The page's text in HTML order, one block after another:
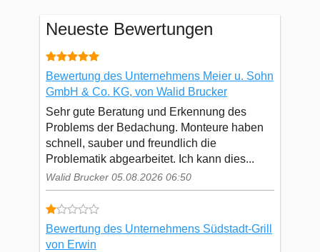
Neueste Bewertungen
Bewertung des Unternehmens Meier u. Sohn
GmbH & Co. KG, von Walid Brucker
Sehr gute Beratung und Erkennung des
Problems der Bedachung. Monteure haben
schnell, sauber und freundlich die
Problematik abgearbeitet. Ich kann dies...
Walid Brucker 05.08.2026 06:50
Bewertung des Unternehmens Südstadt-Grill
von Erwin